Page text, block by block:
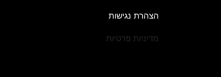
הצהרת נגישות
מדיניות פרטיות